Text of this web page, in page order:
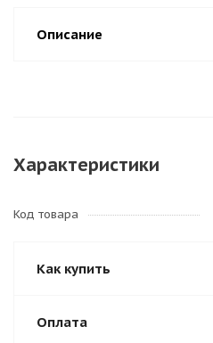
Описание
Характеристики
Код товара
Как купить
Оплата